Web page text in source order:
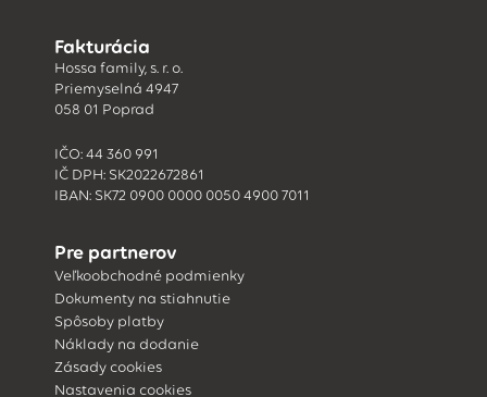
Fakturácia
Hossa family, s. r. o.
Priemyselná 4947
058 01 Poprad
IČO: 44 360 991
IČ DPH: SK2022672861
IBAN: SK72 0900 0000 0050 4900 7011
Pre partnerov
Veľkoobchodné podmienky
Dokumenty na stiahnutie
Spôsoby platby
Náklady na dodanie
Zásady cookies
Nastavenia cookies